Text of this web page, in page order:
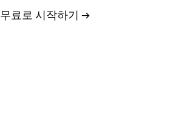
무료로 시작하기 →